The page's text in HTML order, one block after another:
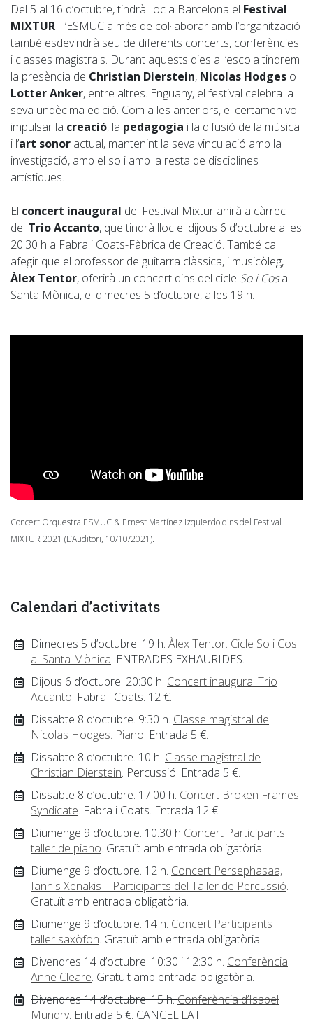
Del 5 al 16 d’octubre, tindrà lloc a Barcelona el Festival
MIXTUR i l’ESMUC a més de col·laborar amb l’organització
també esdevindrà seu de diferents concerts, conferències
i classes magistrals. Durant aquests dies a l’escola tindrem
la presència de Christian Dierstein, Nicolas Hodges o
Lotter Anker, entre altres. Enguany, el festival celebra la
seva undècima edició. Com a les anteriors, el certamen vol
impulsar la creació, la pedagogia i la difusió de la música
i l’art sonor actual, mantenint la seva vinculació amb la
investigació, amb el so i amb la resta de disciplines
artístiques.
El concert inaugural del Festival Mixtur anirà a càrrec
del Trio Accanto, que tindrà lloc el dijous 6 d’octubre a les
20.30 h a Fabra i Coats-Fàbrica de Creació. També cal
afegir que el professor de guitarra clàssica, i musicòleg,
Àlex Tentor, oferirà un concert dins del cicle So i Cosal
Santa Mònica, el dimecres 5 d’octubre, a les 19 h.
Concert Orquestra ESMUC & Ernest Martínez Izquierdo dins del Festival
MIXTUR 2021 (L’Auditori, 10/10/2021).
Calendari d’activitats
Dimecres 5 d’octubre. 19 h. Àlex Tentor. Cicle So i Cos
al Santa Mònica. ENTRADES EXHAURIDES.
Dijous 6 d’octubre. 20:30 h. Concert inaugural Trio
Accanto. Fabra i Coats. 12 €.
Dissabte 8 d’octubre. 9:30 h. Classe magistral de
Nicolas Hodges. Piano. Entrada 5 €.
Dissabte 8 d’octubre. 10 h. Classe magistral de
Christian Dierstein. Percussió. Entrada 5 €.
Dissabte 8 d’octubre. 17:00 h. Concert Broken Frames
Syndicate. Fabra i Coats. Entrada 12 €.
Diumenge 9 d’octubre. 10.30 h Concert Participants
taller de piano. Gratuït amb entrada obligatòria.
Diumenge 9 d’octubre. 12 h. Concert Persephasaa,
Iannis Xenakis – Participants del Taller de Percussió.
Gratuït amb entrada obligatòria.
Diumenge 9 d’octubre. 14 h. Concert Participants
taller saxòfon. Gratuït amb entrada obligatòria.
Divendres 14 d’octubre. 10:30 i 12:30 h. Conferència
Anne Cleare. Gratuït amb entrada obligatòria.
Divendres 14 d’octubre. 15 h.Conferència d’Isabel
Mundry. Entrada 5 €. CANCEL·LAT